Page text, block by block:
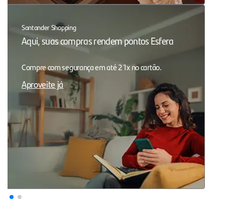
Santander Shopping
Aqui, suas compras rendem pontos Esfera
Compre com segurança em até 21x no cartão.
Aproveite já